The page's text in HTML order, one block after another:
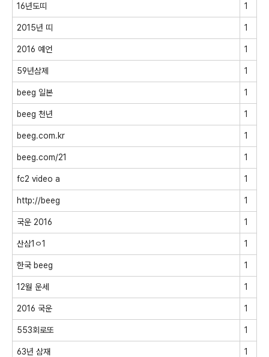
16년도띠 1
2015년 띠 1
2016 예언 1
59년삼제 1
beeg 일본 1
beeg 천년 1
beeg.com.kr 1
beeg.com/21 1
fc2 video a 1
http://beeg 1
국운 2016 1
산삼1ㅇ1 1
한국 beeg 1
12월 운세 1
2016 국운 1
553회로또 1
63년 삼재 1